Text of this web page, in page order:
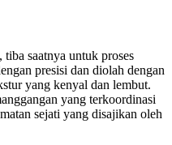
tiba saatnya untuk proses
presisi dan diolah dengan
yang kenyal dan lembut.
yang terkoordinasi
sejati yang disajikan oleh